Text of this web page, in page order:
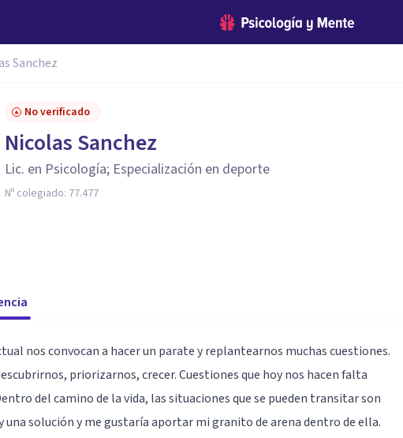
Sanchez
No verificado
Nicolas Sanchez
Lic. en Psicología; Especialización en deporte
Nº colegiado: 77.477
nos convocan a hacer un parate y replantearnos muchas cuestiones.
priorizarnos, crecer. Cuestiones que hoy nos hacen falta
del camino de la vida, las situaciones que se pueden transitar son
una solución y me gustaría aportar mi granito de arena dentro de ella.